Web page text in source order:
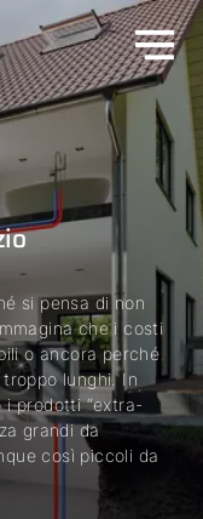
si pensa di non
che i costi
o ancora perché
lunghi. In
i prodotti “extra-
grandi da
così piccoli da